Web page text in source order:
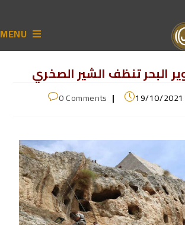
MENU
البحر تنظف الشير الصخري
19/10/2021
0 Comments